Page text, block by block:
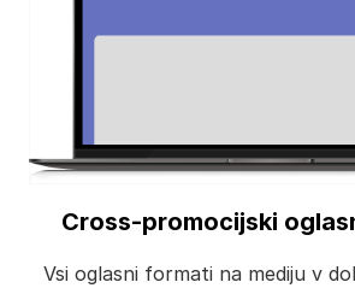
Cross-promocijski
Vsi oglasni formati na mediju v